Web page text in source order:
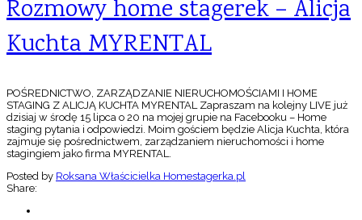
Rozmowy home stagerek – Alicja
Kuchta MYRENTAL
POŚREDNICTWO, ZARZĄDZANIE NIERUCHOMOŚCIAMI I HOME
STAGING Z ALICJĄ KUCHTA MYRENTAL Zapraszam na kolejny LIVE już
dzisiaj w środę 15 lipca o 20 na mojej grupie na Facebooku – Home
staging pytania i odpowiedzi. Moim gościem będzie Alicja Kuchta, która
zajmuje się pośrednictwem, zarządzaniem nieruchomości i home
stagingiem jako firma MYRENTAL.
Posted by Roksana Właścicielka Homestagerka.pl
Share: